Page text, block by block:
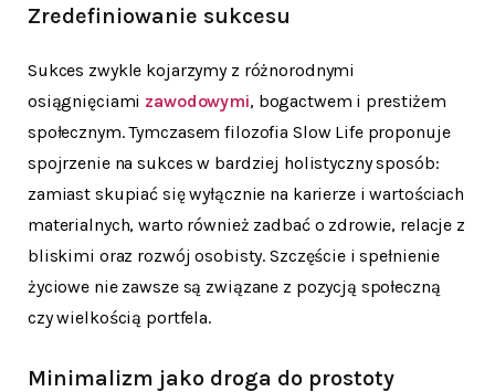
Zredefiniowanie sukcesu
Sukces zwykle kojarzymy z różnorodnymi
osiągnięciami zawodowymi, bogactwem i prestiżem
społecznym. Tymczasem filozofia Slow Life proponuje
spojrzenie na sukces w bardziej holistyczny sposób:
zamiast skupiać się wyłącznie na karierze i wartościach
materialnych, warto również zadbać o zdrowie, relacje z
bliskimi oraz rozwój osobisty. Szczęście i spełnienie
życiowe nie zawsze są związane z pozycją społeczną
czy wielkością portfela.
Minimalizm jako droga do prostoty